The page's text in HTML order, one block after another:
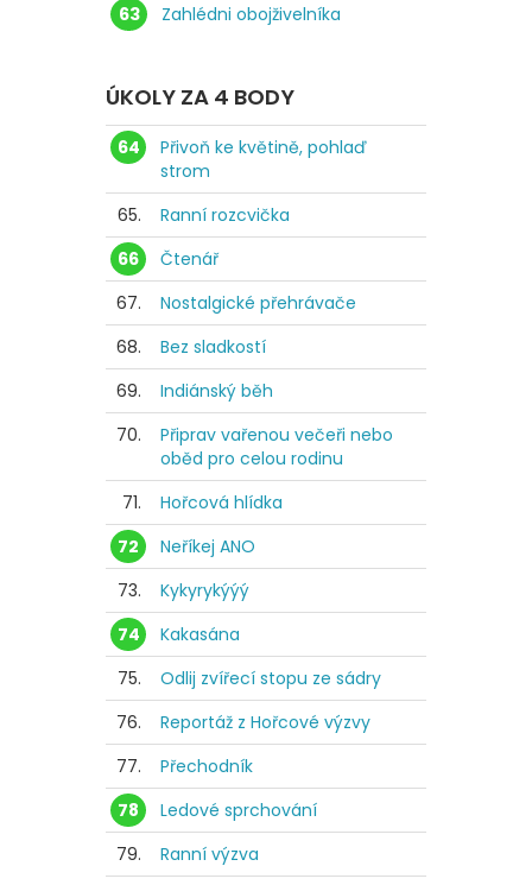
63
Zahlédni obojživelníka
ÚKOLY ZA 4 BODY
64
Přivoň ke květině, pohlaď
strom
65.
Ranní rozcvička
66
Čtenář
67.
Nostalgické přehrávače
68.
Bez sladkostí
69.
Indiánský běh
70.
Připrav vařenou večeři nebo
oběd pro celou rodinu
71.
Hořcová hlídka
72
Neříkej ANO
73.
Kykyrykýýý
74
Kakasána
75.
Odlij zvířecí stopu ze sádry
76.
Reportáž z Hořcové výzvy
77.
Přechodník
78
Ledové sprchování
79.
Ranní výzva